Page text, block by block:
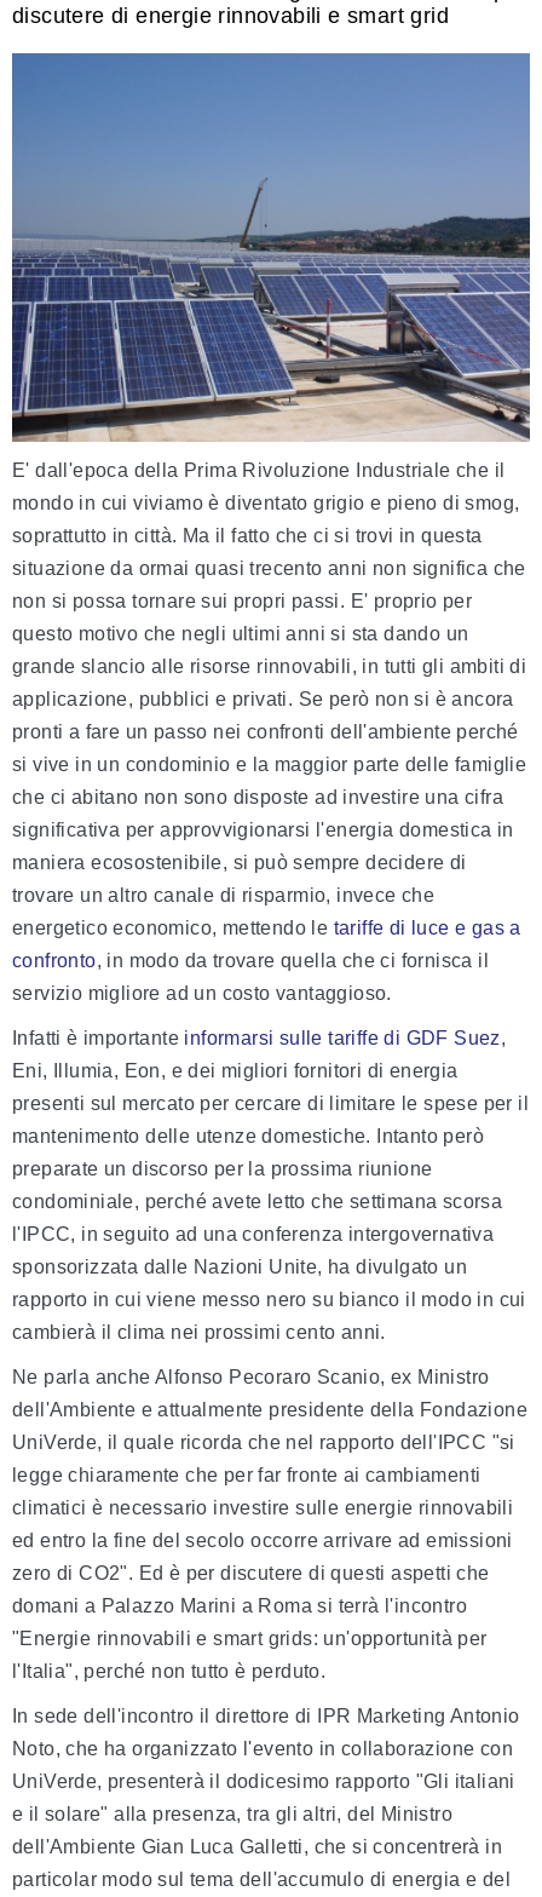
discutere di energie rinnovabili e smart grid
E' dall'epoca della Prima Rivoluzione Industriale che il
mondo in cui viviamo è diventato grigio e pieno di smog,
soprattutto in città. Ma il fatto che ci si trovi in questa
situazione da ormai quasi trecento anni non significa che
non si possa tornare sui propri passi. E' proprio per
questo motivo che negli ultimi anni si sta dando un
grande slancio alle risorse rinnovabili, in tutti gli ambiti di
applicazione, pubblici e privati. Se però non si è ancora
pronti a fare un passo nei confronti dell'ambiente perché
si vive in un condominio e la maggior parte delle famiglie
che ci abitano non sono disposte ad investire una cifra
significativa per approvvigionarsi l'energia domestica in
maniera ecosostenibile, si può sempre decidere di
trovare un altro canale di risparmio, invece che
energetico economico, mettendo le tariffe di luce e gas a
confronto, in modo da trovare quella che ci fornisca il
servizio migliore ad un costo vantaggioso.
Infatti è importante informarsi sulle tariffe di GDF Suez,
Eni, Illumia, Eon, e dei migliori fornitori di energia
presenti sul mercato per cercare di limitare le spese per il
mantenimento delle utenze domestiche. Intanto però
preparate un discorso per la prossima riunione
condominiale, perché avete letto che settimana scorsa
l'IPCC, in seguito ad una conferenza intergovernativa
sponsorizzata dalle Nazioni Unite, ha divulgato un
rapporto in cui viene messo nero su bianco il modo in cui
cambierà il clima nei prossimi cento anni.
Ne parla anche Alfonso Pecoraro Scanio, ex Ministro
dell'Ambiente e attualmente presidente della Fondazione
UniVerde, il quale ricorda che nel rapporto dell'IPCC "si
legge chiaramente che per far fronte ai cambiamenti
climatici è necessario investire sulle energie rinnovabili
ed entro la fine del secolo occorre arrivare ad emissioni
zero di CO2". Ed è per discutere di questi aspetti che
domani a Palazzo Marini a Roma si terrà l'incontro
"Energie rinnovabili e smart grids: un'opportunità per
l'Italia", perché non tutto è perduto.
In sede dell'incontro il direttore di IPR Marketing Antonio
Noto, che ha organizzato l'evento in collaborazione con
UniVerde, presenterà il dodicesimo rapporto "Gli italiani
e il solare" alla presenza, tra gli altri, del Ministro
dell'Ambiente Gian Luca Galletti, che si concentrerà in
particolar modo sul tema dell'accumulo di energia e del